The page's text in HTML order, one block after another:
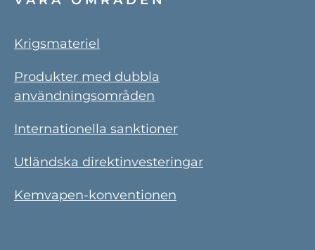
Krigsmateriel
Produkter med dubbla
användningsområden
Internationella sanktioner
Utländska direktinvesteringar
Kemvapen-konventionen